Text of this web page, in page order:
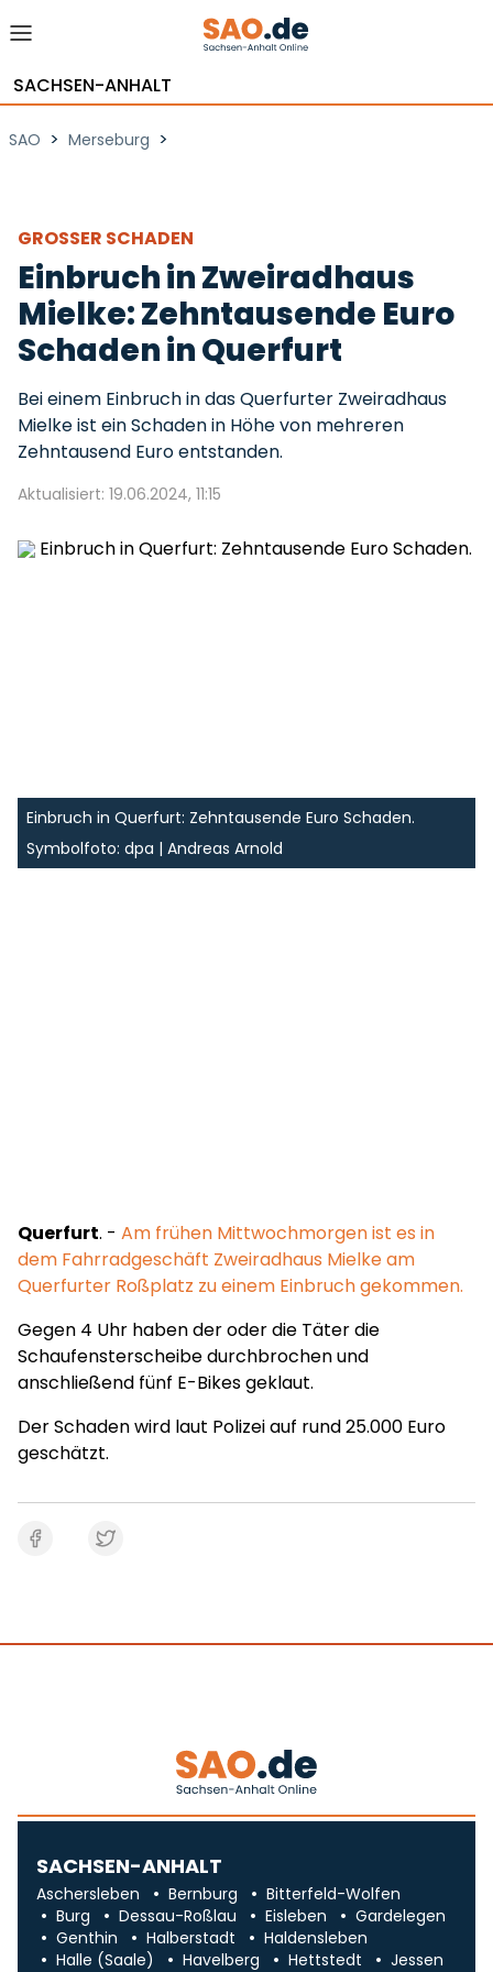
SACHSEN-ANHALT
SAO > Merseburg >
GROSSER SCHADEN
Einbruch in Zweiradhaus
Mielke: Zehntausende Euro
Schaden in Querfurt
Bei einem Einbruch in das Querfurter Zweiradhaus
Mielke ist ein Schaden in Höhe von mehreren
Zehntausend Euro entstanden.
Aktualisiert: 19.06.2024, 11:15
Einbruch in Querfurt: Zehntausende Euro Schaden.
Symbolfoto: dpa | Andreas Arnold
Querfurt. - Am frühen Mittwochmorgen ist es in
dem Fahrradgeschäft Zweiradhaus Mielke am
Querfurter Roßplatz zu einem Einbruch gekommen.
Gegen 4 Uhr haben der oder die Täter die
Schaufensterscheibe durchbrochen und
anschließend fünf E-Bikes geklaut.
Der Schaden wird laut Polizei auf rund 25.000 Euro
geschätzt.
SACHSEN-ANHALT
Aschersleben Bernburg
Bitterfeld-Wolfen
Burg
Dessau-Roßlau Eisleben
Gardelegen
Genthin
Halberstadt
Haldensleben
Halle (Saale)
Havelberg Hettstedt
Jessen